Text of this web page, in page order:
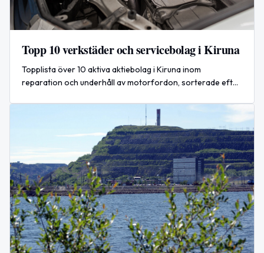
Topp 10 verkstäder och servicebolag i Kiruna
Topplista över 10 aktiva aktiebolag i Kiruna inom
reparation och underhåll av motorfordon, sorterade efter